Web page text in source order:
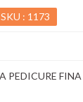
SKU : 1173